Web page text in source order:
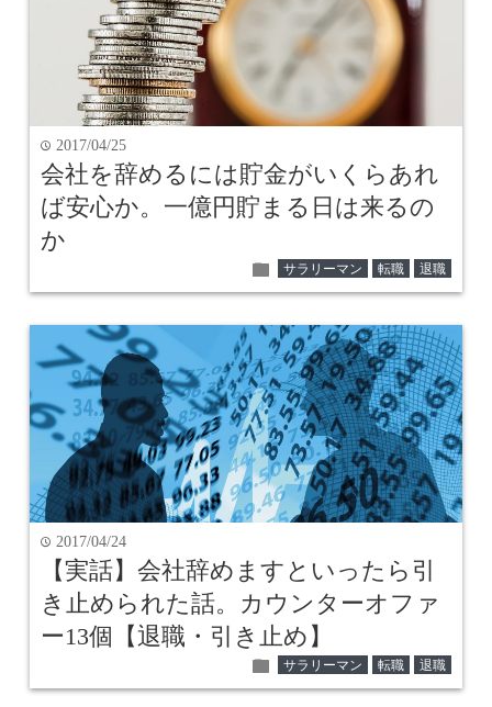
time 2017/04/25
会社を辞めるには貯金がいくらあれ
ば安心か。一億円貯まる日は来るの
か
folder サラリーマン 転職 退職
time 2017/04/24
【実話】会社辞めますといったら引
き止められた話。カウンターオファ
ー13個【退職・引き止め】
folder サラリーマン 転職 退職